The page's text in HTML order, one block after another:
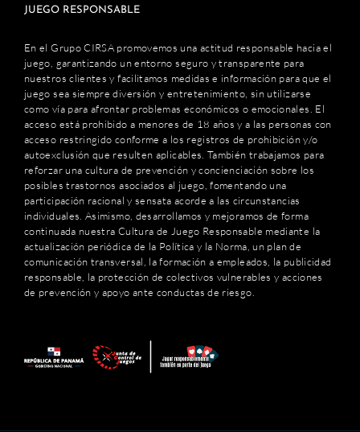
JUEGO RESPONSABLE
En el Grupo CIRSA promovemos una actitud responsable hacia el
juego, garantizando un entorno seguro y transparente para
nuestros clientes y facilitamos medidas e información para que el
juego sea siempre diversión y entretenimiento, sin utilizarse
como vía para afrontar problemas económicos o emocionales. El
acceso está prohibido a menores de 18 años y a las personas con
acceso restringido conforme a los registros de prohibición y/o
autoexclusión que resulten aplicables. También trabajamos para
reforzar una cultura de prevención y concienciación sobre los
posibles trastornos asociados al juego, fomentando una
participación racional y sensata acorde a las circunstancias
individuales. Asimismo, desarrollamos y mejoramos de forma
continuada nuestra Cultura de Juego Responsable mediante la
actualización periódica de la Política y la Norma, un plan de
comunicación transversal, la formación a empleados, la publicidad
responsable, la protección de colectivos vulnerables y acciones
de prevención y apoyo ante conductas de riesgo.